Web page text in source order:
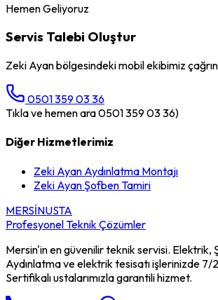
Hemen Geliyoruz
Servis Talebi Oluştur
Zeki Ayanbölgesindeki mobil ekibimiz
0501 359 03 36
Tıkla ve hemen ara 0501 359 03 36)
Diğer Hizmetlerimiz
Zeki Ayan Aydınlatma Montajı
Zeki AyanŞofben Tamiri
MERSİNUSTA
Profesyonel Teknik Çözümler
Mersin'in en güvenilir teknik servisi. Elektrik,
Aydınlatma ve elektrik tesisatı işlerinizde 7/
Sertifikalı ustalarımızla garantili hizmet.